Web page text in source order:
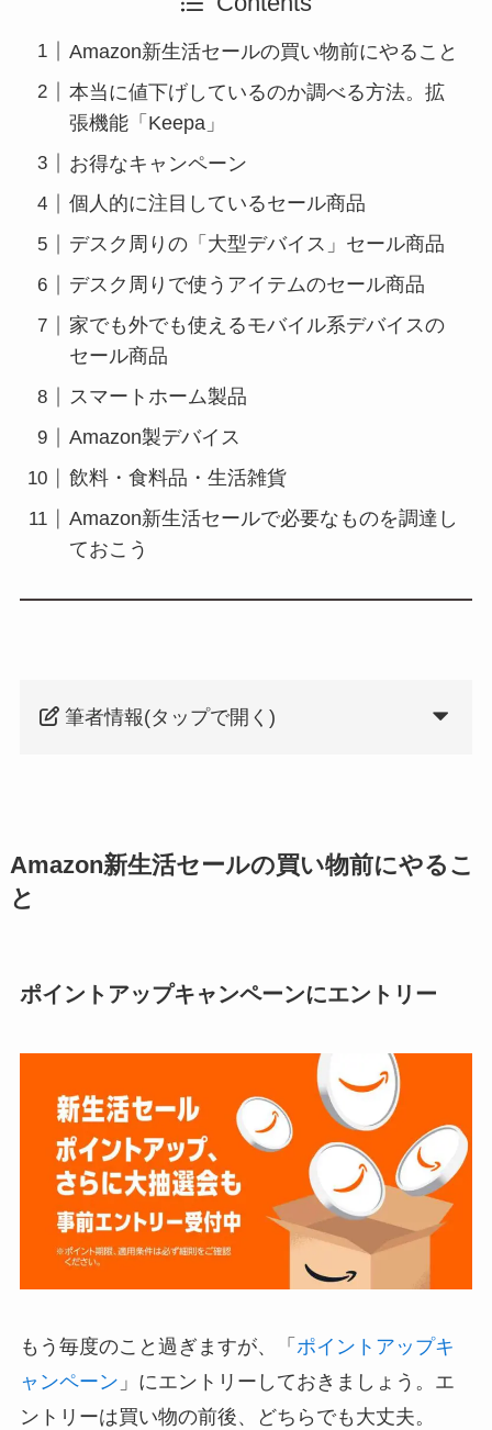
Amazon新生活セールの買い物前にやること
本当に値下げしているのか調べる方法。拡
張機能「Keepa」
お得なキャンペーン
個人的に注目しているセール商品
デスク周りの「大型デバイス」セール商品
デスク周りで使うアイテムのセール商品
家でも外でも使えるモバイル系デバイスの
セール商品
スマートホーム製品
Amazon製デバイス
飲料・食料品・生活雑貨
Amazon新生活セールで必要なものを調達し
ておこう
筆者情報(タップで開く)
Amazon新生活セールの買い物前にやるこ
と
ポイントアップキャンペーンにエントリー
もう毎度のこと過ぎますが、「 ポイントアップキ
ャンペーン 」にエントリーしておきましょう。エ
ントリーは買い物の前後、どちらでも大丈夫。